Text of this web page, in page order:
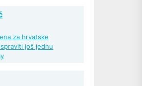
za hrvatske
još jednu